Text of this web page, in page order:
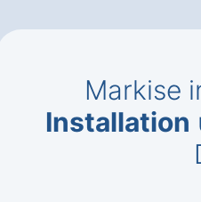
Markise
Installation